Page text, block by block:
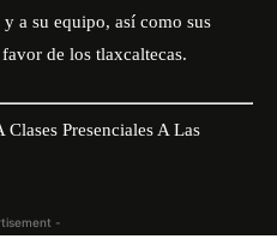
a su equipo, así como sus
de los tlaxcaltecas.
Clases Presenciales A Las
-